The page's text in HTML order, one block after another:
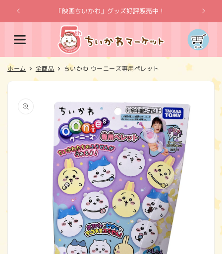
ンツに
進む
「映画ちいかわ」グッズ好評販売中！
カ
ー
ト
ホーム 全商品 ちいかわ ウーニーズ専用ペレット
報にス
キップ